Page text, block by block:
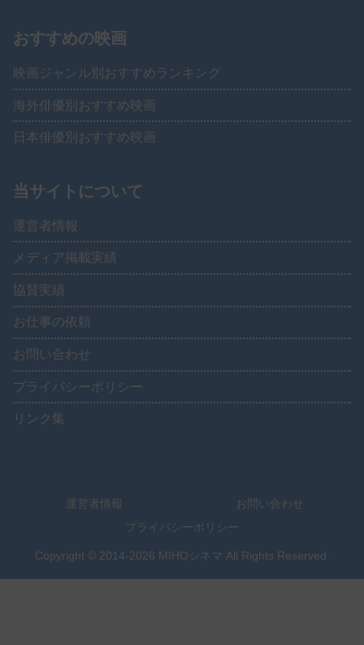
おすすめの映画
映画ジャンル別おすすめランキング
海外俳優別おすすめ映画
日本俳優別おすすめ映画
当サイトについて
運営者情報
メディア掲載実績
協賛実績
お仕事の依頼
お問い合わせ
プライバシーポリシー
リンク集
運営者情報
お問い合わせ
プライバシーポリシー
Copyright © 2014-2026 MIHOシネマ All Rights Reserved.